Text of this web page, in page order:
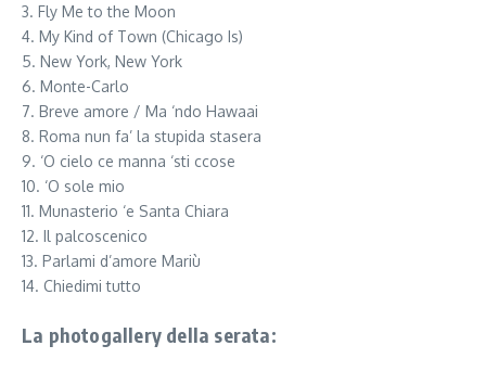
3. Fly Me to the Moon
4. My Kind of Town (Chicago Is)
5. New York, New York
6. Monte-Carlo
7. Breve amore / Ma ‘ndo Hawaai
8. Roma nun fa’ la stupida stasera
9. ‘O cielo ce manna ‘sti ccose
10. ‘O sole mio
11. Munasterio ‘e Santa Chiara
12. Il palcoscenico
13. Parlami d’amore Mariù
14. Chiedimi tutto
La photogallery della serata: